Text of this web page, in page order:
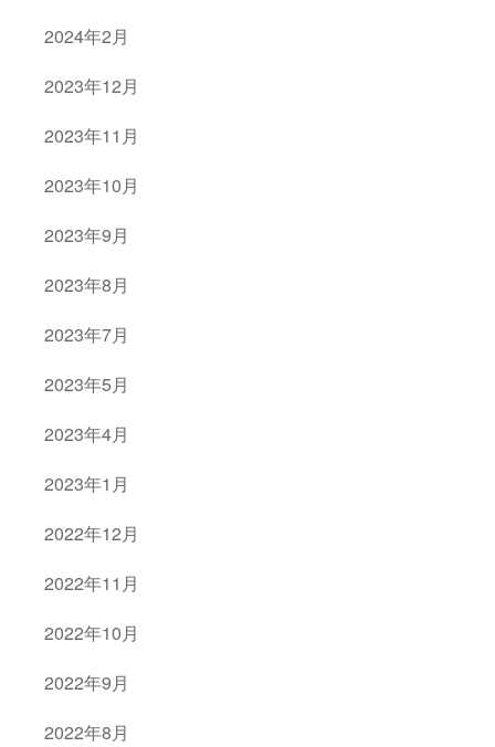
2024年2月
2023年12月
2023年11月
2023年10月
2023年9月
2023年8月
2023年7月
2023年5月
2023年4月
2023年1月
2022年12月
2022年11月
2022年10月
2022年9月
2022年8月